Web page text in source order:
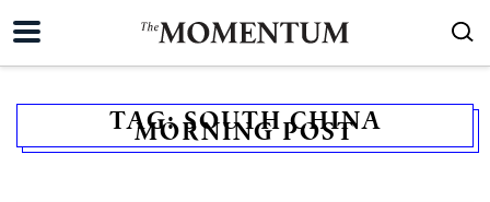
TAG:SOUTH CHINA
MORNING POST